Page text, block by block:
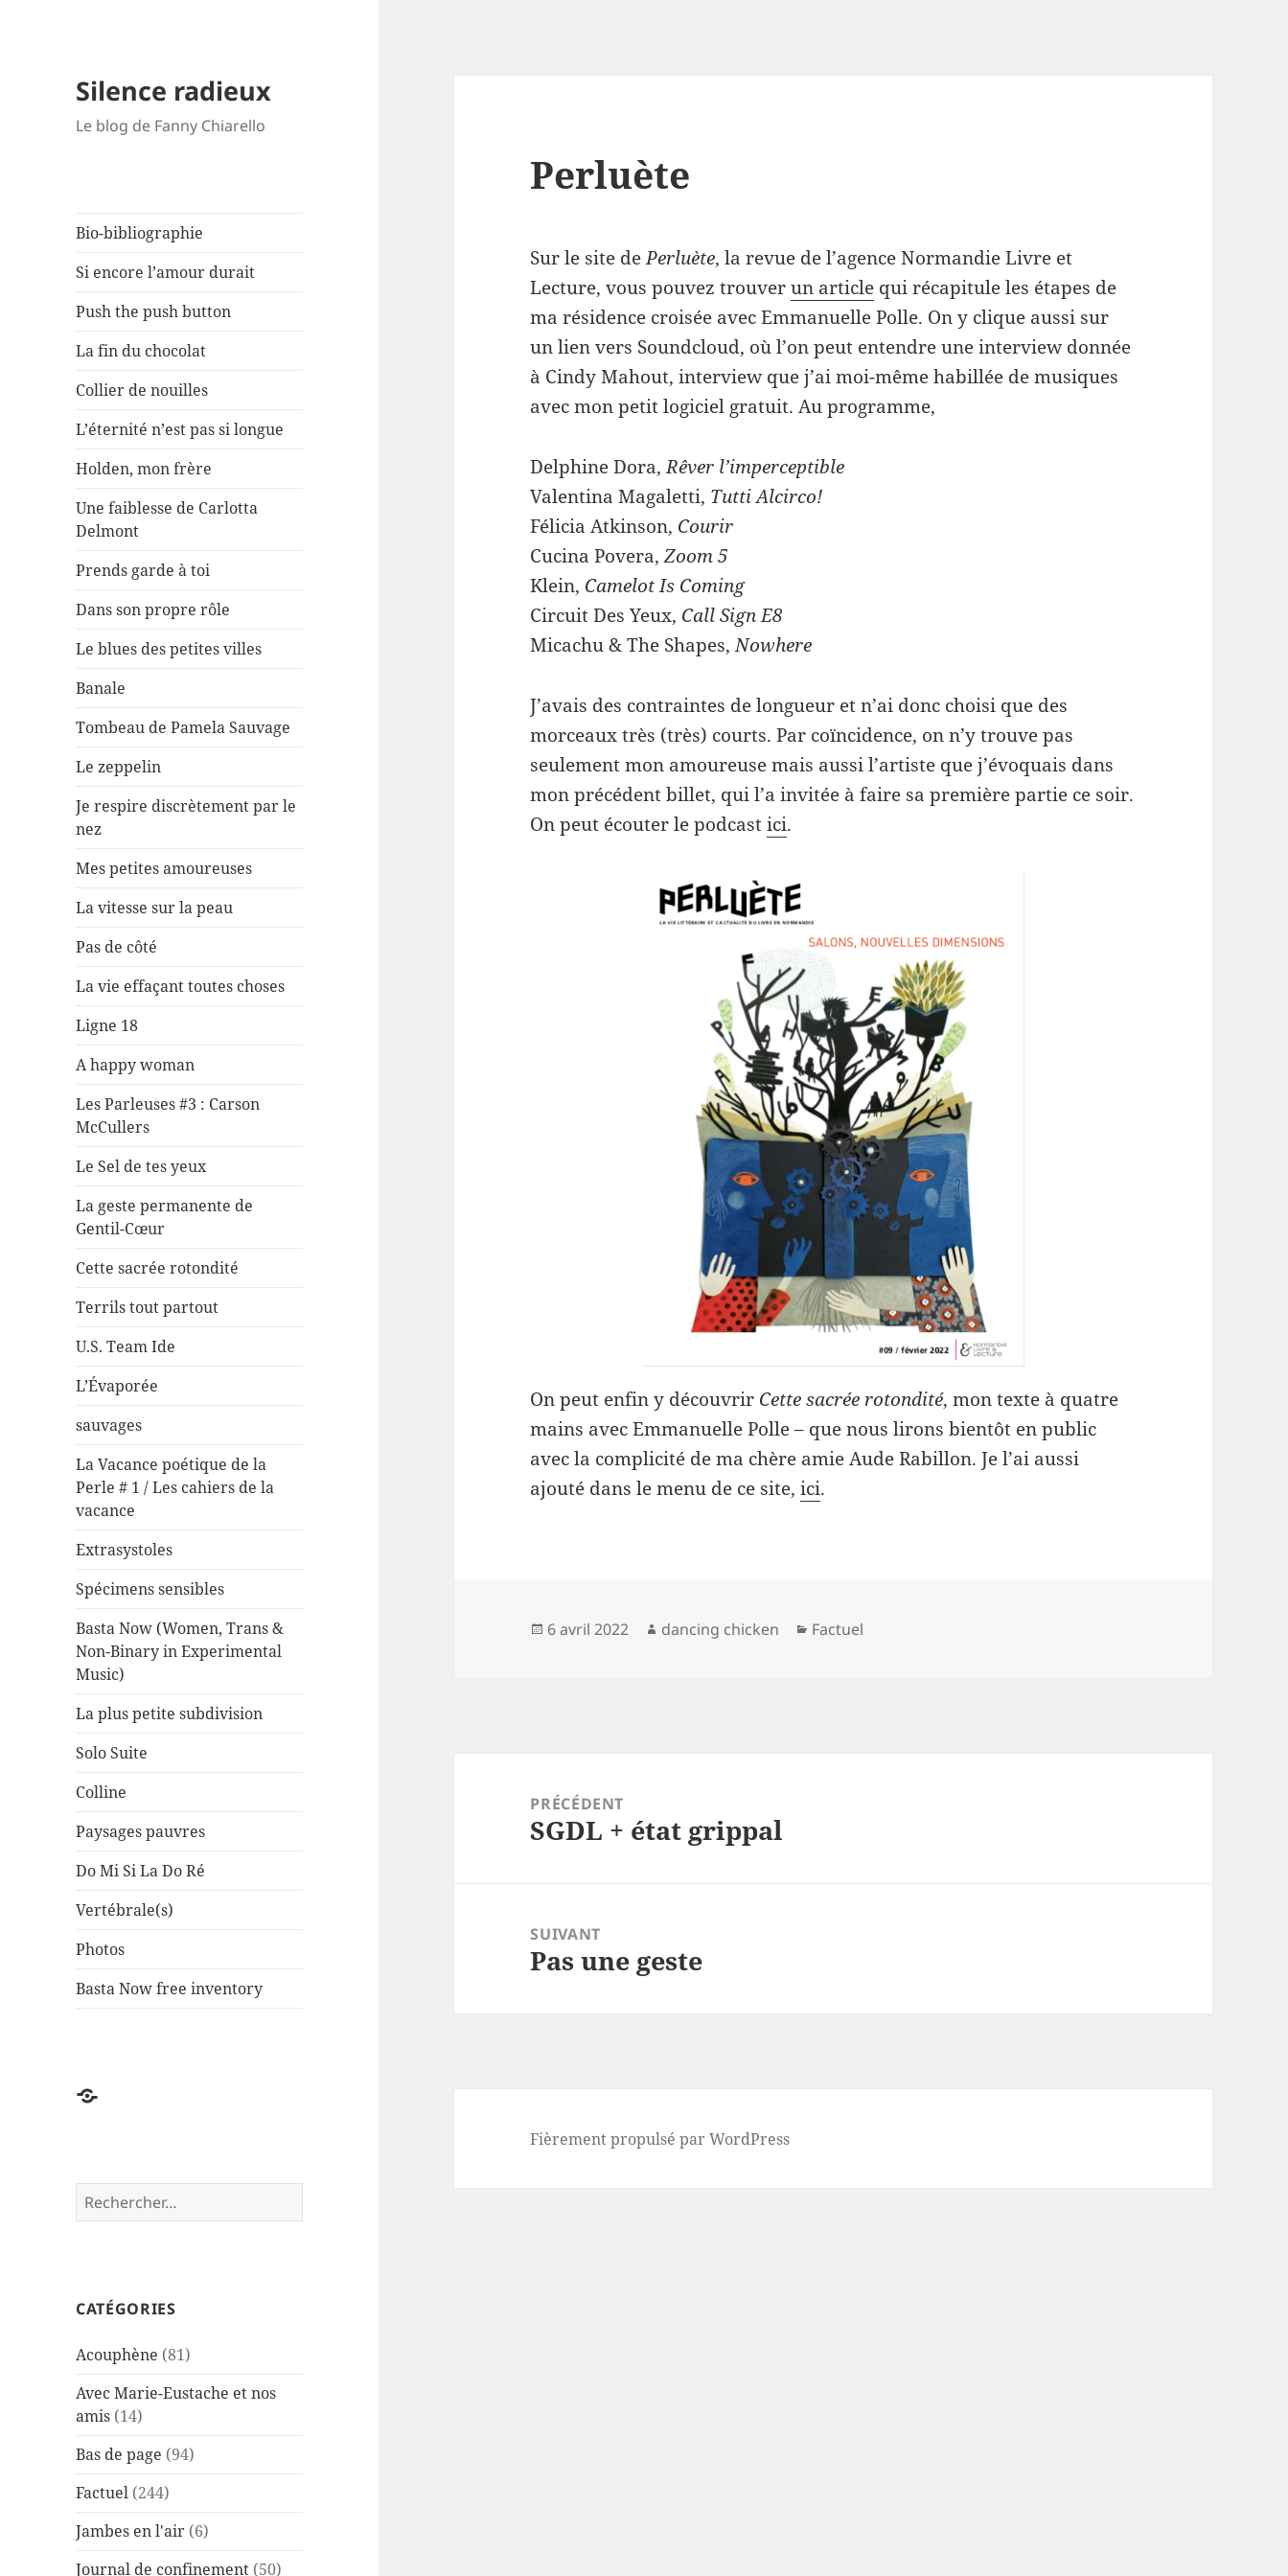
Silence radieux
Le blog de Fanny Chiarello
Bio-bibliographie
Si encore l’amour durait
Push the push button
La fin du chocolat
Collier de nouilles
L’éternité n’est pas si longue
Holden, mon frère
Une faiblesse de Carlotta
Delmont
Prends garde à toi
Dans son propre rôle
Le blues des petites villes
Banale
Tombeau de Pamela Sauvage
Le zeppelin
Je respire discrètement par le
nez
Mes petites amoureuses
La vitesse sur la peau
Pas de côté
La vie effaçant toutes choses
Ligne 18
A happy woman
Les Parleuses #3 : Carson
McCullers
Le Sel de tes yeux
La geste permanente de
Gentil-Cœur
Cette sacrée rotondité
Terrils tout partout
U.S. Team Ide
L’Évaporée
sauvages
La Vacance poétique de la
Perle # 1 / Les cahiers de la
vacance
Extrasystoles
Spécimens sensibles
Basta Now (Women, Trans &
Non-Binary in Experimental
Music)
La plus petite subdivision
Solo Suite
Colline
Paysages pauvres
Do Mi Si La Do Ré
Vertébrale(s)
Photos
Basta Now free inventory
Factuel
Rechercher :
CATÉGORIES
Acouphène (81)
Avec Marie-Eustache et nos
amis (14)
Bas de page (94)
Factuel (244)
Jambes en l'air (6)
Journal de confinement (50)
Perluète
Sur le site dePerluète, la revue de l’agence Normandie Livre et
Lecture, vous pouvez trouverun article qui récapitule les étapes de
ma résidence croisée avec Emmanuelle Polle. On y clique aussi sur
un lien vers Soundcloud, où l’on peut entendre une interview donnée
à Cindy Mahout, interview que j’ai moi-même habillée de musiques
avec mon petit logiciel gratuit. Au programme,
Delphine Dora,Rêver l’imperceptible
Valentina Magaletti, Tutti Alcirco!
Félicia Atkinson, Courir
Cucina Povera,Zoom 5
Klein, Camelot Is Coming
Circuit Des Yeux, Call Sign E8
Micachu & The Shapes,Nowhere
J’avais des contraintes de longueur et n’ai donc choisi que des
morceaux très (très) courts. Par coïncidence, on n’y trouve pas
seulement mon amoureuse mais aussi l’artiste que j’évoquais dans
mon précédent billet, qui l’a invitée à faire sa première partie ce soir.
On peut écouter le podcastici.
On peut enfin y découvrir Cette sacrée rotondité, mon texte à quatre
mains avec Emmanuelle Polle – que nous lirons bientôt en public
avec la complicité de ma chère amie Aude Rabillon. Je l’ai aussi
ajouté dans le menu de ce site,ici.
Publié
6 avril 2022 Auteur
dancing chicken Catégories
Factuel
PRÉCÉDENT
Article
SGDL + état grippal
SUIVANT
Article
Pas une geste
Fièrement propulsé par WordPress